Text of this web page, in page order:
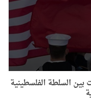
السلطة الفلسطينية